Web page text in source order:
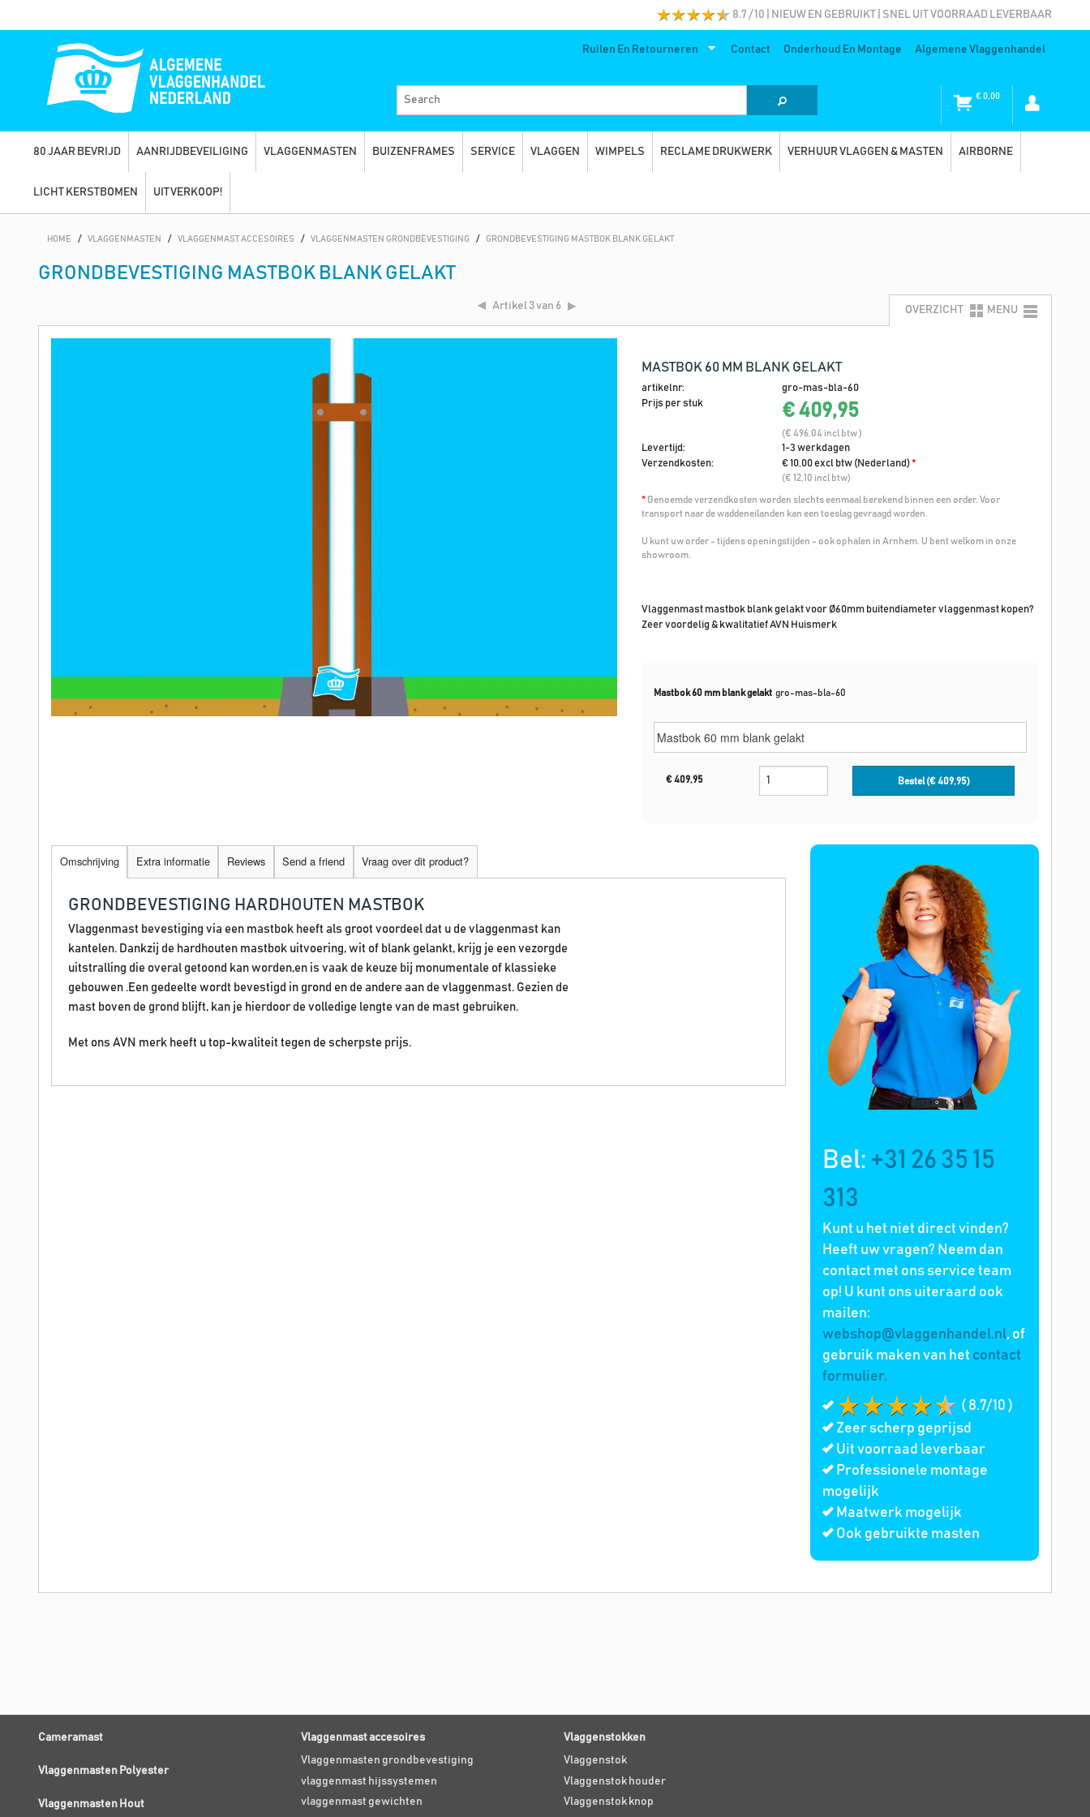
8.7 / 10 | NIEUW EN GEBRUIKT | SNEL UIT VOORRAAD LEVERBAAR
Ruilen En Retourneren Contact Onderhoud En Montage Algemene Vlaggenhandel
€0,00
80 JAAR BEVRIJD AANRIJDBEVEILIGING VLAGGENMASTEN BUIZENFRAMES SERVICE VLAGGEN WIMPELS RECLAME DRUKWERK VERHUUR VLAGGEN & MASTEN AIRBORNE
LICHT KERSTBOMEN UITVERKOOP!
HOME / VLAGGENMASTEN / VLAGGENMAST ACCESOIRES / VLAGGENMASTEN GRONDBEVESTIGING / GRONDBEVESTIGING MASTBOK BLANK GELAKT
GRONDBEVESTIGING MASTBOK BLANK GELAKT
Artikel3 van 6 OVERZICHT MENU
MASTBOK 60 MM BLANK GELAKT
artikelnr:
gro-mas-bla-60
Prijs per stuk
€ 409,95
(€ 496,04 incl btw )
Levertijd:
1-3 werkdagen
Verzendkosten:
€ 10,00 excl btw (Nederland)*
(€ 12,10 incl btw)
* Genoemde verzendkosten worden slechts eenmaal berekend binnen een order. Voor
transport naar de waddeneilanden kan een toeslag gevraagd worden.
U kunt uw order - tijdens openingstijden - ook ophalen in Arnhem. U bent welkom in onze
showroom.
Vlaggenmast mastbok blank gelakt voor Ø60mm buitendiameter vlaggenmast kopen?
Zeer voordelig & kwalitatief AVN Huismerk
Mastbok 60 mm blank gelakt gro-mas-bla-60
€409,95 Bestel (€409,95)
Bel: +31 26 35 15
313
Kunt u het niet direct vinden?
Heeft uw vragen? Neem dan
contact met ons service team
op! U kunt ons uiteraard ook
mailen:
webshop@vlaggenhandel.nl, of
gebruik maken van het contact
formulier.
( 8.7/10 )
Zeer scherp geprijsd
Uit voorraad leverbaar
Professionele montage
mogelijk
Maatwerk mogelijk
Ook gebruikte masten
Omschrijving Extra informatie Reviews Send a friend Vraag over dit product?
GRONDBEVESTIGING HARDHOUTEN MASTBOK
Vlaggenmast bevestiging via een mastbok heeft als groot voordeel dat u de vlaggenmast kan
kantelen. Dankzij de hardhouten mastbok uitvoering, wit of blank gelankt, krijg je een vezorgde
uitstralling die overal getoond kan worden,en is vaak de keuze bij monumentale of klassieke
gebouwen .Een gedeelte wordt bevestigd in grond en de andere aan de vlaggenmast. Gezien de
mast boven de grond blijft, kan je hierdoor de volledige lengte van de mast gebruiken.
Met ons AVN merk heeft u top-kwaliteit tegen de scherpste prijs.
Cameramast
Vlaggenmasten Polyester
Vlaggenmasten Hout
Vlaggenmast accesoires
Vlaggenmasten grondbevestiging
vlaggenmast hijssystemen
vlaggenmast gewichten
Vlaggenstokken
Vlaggenstok
Vlaggenstok houder
Vlaggenstok knop